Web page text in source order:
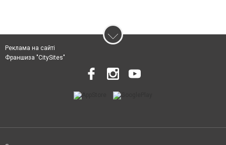
Реклама на сайті
Франшиза "CitySites"